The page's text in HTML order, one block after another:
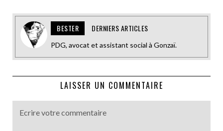
BESTER DERNIERS ARTICLES
PDG, avocat et assistant social à Gonzaï.
LAISSER UN COMMENTAIRE